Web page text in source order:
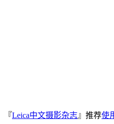
『Leica中文摄影杂志』推荐使